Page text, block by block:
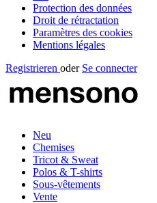
Protection des données
Droit de rétractation
Paramètres des cookies
Mentions légales
Registrieren oder Se connecter
Neu
Chemises
Tricot & Sweat
Polos & T-shirts
Sous-vêtements
Vente